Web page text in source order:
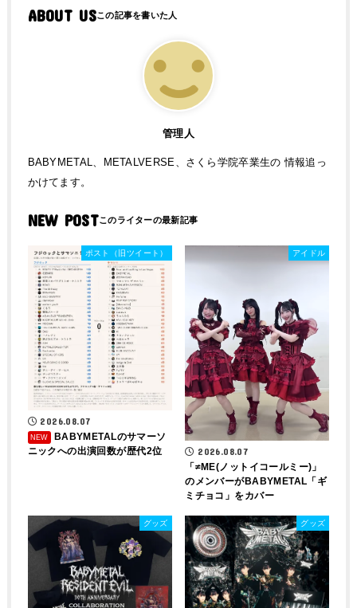
ABOUT US
管理人
BABYMETAL、METALVERSE、さくら学院卒業生の 情報追っ
かけてます。
NEW POST
ポスト（旧ツイート）
2026.08.07
BABYMETALのサマーソ
ニックへの出演回数が歴代2位
アイドル
2026.08.07
「≠ME(ノットイコールミー)」
のメンバーがBABYMETAL「ギ
ミチョコ」をカバー
グッズ グッズ